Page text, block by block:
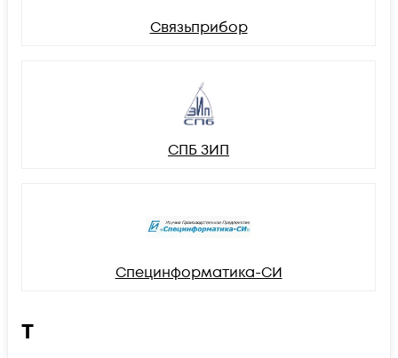
Связьприбор
СПБ ЗИП
Специнформатика-СИ
Т